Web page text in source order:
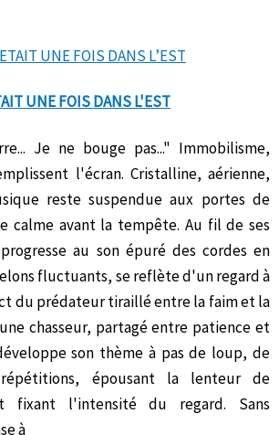
UNE FOIS DANS L'EST
Je ne bouge pas..." Immobilisme,
l'écran. Cristalline, aérienne,
reste suspendue aux portes de
calme avant la tempête. Au fil de ses
au son épuré des cordes en
fluctuants, se reflète d'un regard à
du prédateur tiraillé entre la faim et la
chasseur, partagé entre patience et
son thème à pas de loup, de
épousant la lenteur de
fixant l'intensité du regard. Sans
à